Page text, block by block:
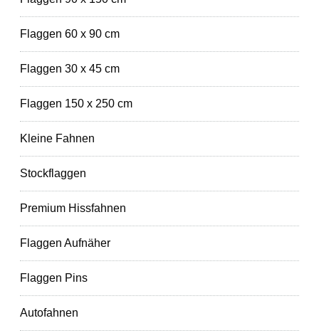
Flaggen 60 x 90 cm
Flaggen 30 x 45 cm
Flaggen 150 x 250 cm
Kleine Fahnen
Stockflaggen
Premium Hissfahnen
Flaggen Aufnäher
Flaggen Pins
Autofahnen